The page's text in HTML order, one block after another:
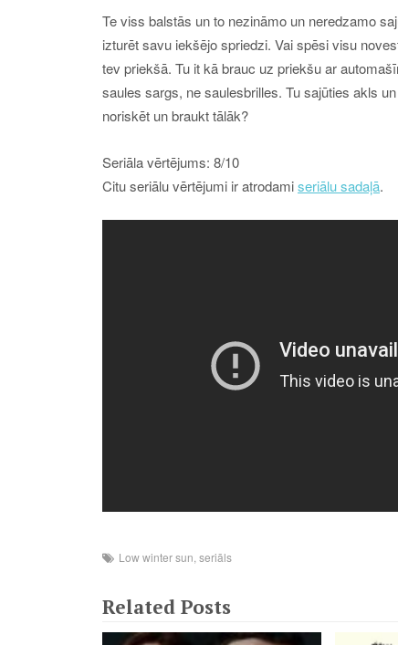
Te viss balstās un to nezināmo un neredzamo
izturēt savu iekšējo spriedzi. Vai spēsi visu
tev priekšā. Tu it kā brauc uz priekšu ar
saules sargs, ne saulesbrilles. Tu sajūties akls
noriskēt un braukt tālāk?
Seriāla vērtējums: 8/10
Citu seriālu vērtējumi ir atrodamiseriālu sadaļā.
Low winter sun seriāls
Related Posts